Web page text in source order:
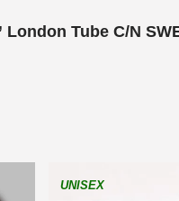
London Tube C/N
UNISEX